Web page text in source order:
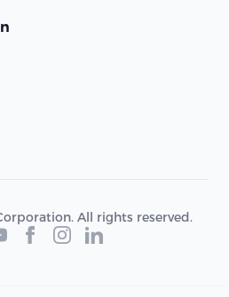
All rights reserved.